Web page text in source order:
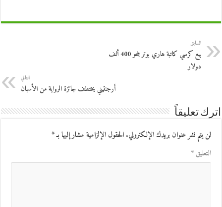
السابق
بيع كرسي كاتبة هاري بوتر بنحو 400 ألف
دولار
التالي
أرجنتيني يختطف جائزة الرواية من الأسبان
اترك تعليقاً
لن يتم نشر عنوان بريدك الإلكتروني.الحقول الإلزامية مشار إليها بـ*
التعليق*